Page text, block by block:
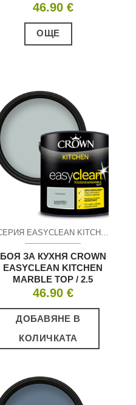
46.90 €
ОЩЕ
СЕРИЯ EASYCLEAN KITCHEN ПОЧИСТВАЩ СЕ МАТ
БОЯ ЗА КУХНЯ CROWN
EASYCLEAN KITCHEN
MARBLE TOP / 2.5
46.90 €
ДОБАВЯНЕ В
КОЛИЧКАТА